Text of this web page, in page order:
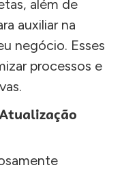
além de
auxiliar na
negócio. Esses
processos e